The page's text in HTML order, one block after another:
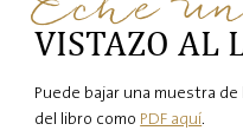
VISTAZO AL
Puede bajar una muestra
del libro como PDF aquí.